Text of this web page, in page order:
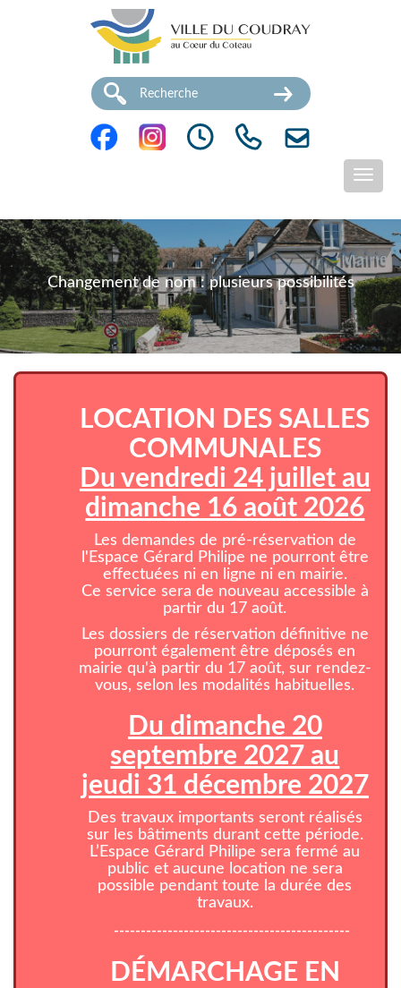
Changement de nom : plusieurs possibilités
LOCATION DES SALLES
COMMUNALES
Du vendredi 24 juillet au
dimanche 16 août 2026
Les demandes de pré-réservation de
l'Espace Gérard Philipe ne pourront être
effectuées ni en ligne ni en mairie.
Ce service sera de nouveau accessible à
partir du 17 août.
Les dossiers de réservation définitive ne
pourront également être déposés en
mairie qu'à partir du 17 août, sur rendez-
vous, selon les modalités habituelles.
Du dimanche 20
septembre 2027 au
jeudi 31 décembre 2027
Des travaux importants seront réalisés
sur les bâtiments durant cette période.
L’Espace Gérard Philipe sera fermé au
public et aucune location ne sera
possible pendant toute la durée des
travaux.
--------------------------------------------
DÉMARCHAGE EN